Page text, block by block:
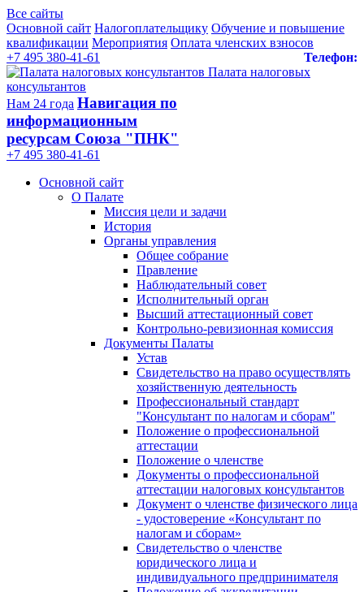
Все сайты
Основной сайт Налогоплательщику Обучение и повышение
квалификации Мероприятия Оплата членских взносов
Телефон:
+7 495 380-41-61
Палата налоговых
консультантов
Нам 24 года Навигация по
информационным
ресурсам Союза "ПНК"
+7 495 380‑41‑61
Основной сайт
О Палате
Миссия цели и задачи
История
Органы управления
Общее собрание
Правление
Наблюдательный совет
Исполнительный орган
Высший аттестационный совет
Контрольно-ревизионная комиссия
Документы Палаты
Устав
Свидетельство на право осуществлять
хозяйственную деятельность
Профессиональный стандарт
"Консультант по налогам и сборам"
Положение о профессиональной
аттестации
Положение о членстве
Документы о профессиональной
аттестации налоговых консультантов
Документ о членстве физического лица
- удостоверение «Консультант по
налогам и сборам»
Свидетельство о членстве
юридического лица и
индивидуального предпринимателя